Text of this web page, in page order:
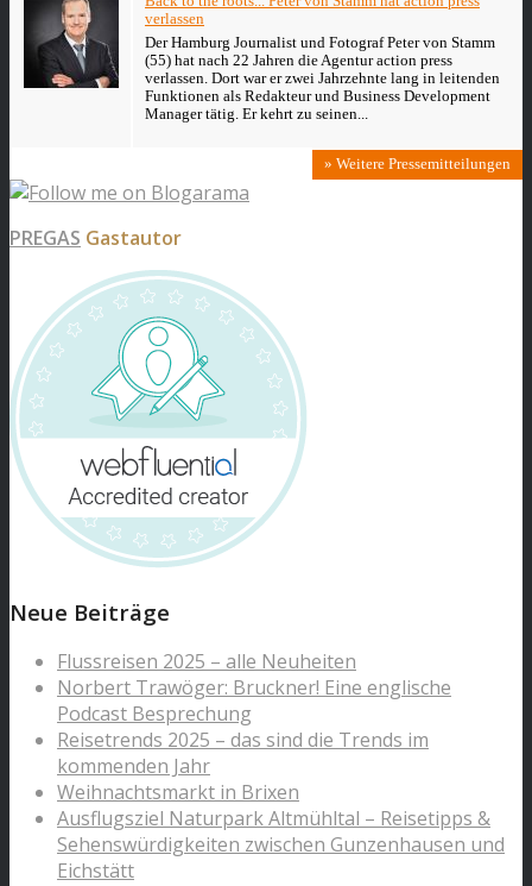
verlassen
Der Hamburg Journalist und Fotograf Peter von Stamm
(55) hat nach 22 Jahren die Agentur action press
verlassen. Dort war er zwei Jahrzehnte lang in leitenden
Funktionen als Redakteur und Business Development
Manager tätig. Er kehrt zu seinen...
» Weitere Pressemitteilungen
PREGAS Gastautor
Neue Beiträge
Flussreisen 2025 – alle Neuheiten
Norbert Trawöger: Bruckner! Eine englische
Podcast Besprechung
Reisetrends 2025 – das sind die Trends im
kommenden Jahr
Weihnachtsmarkt in Brixen
Ausflugsziel Naturpark Altmühltal – Reisetipps &
Sehenswürdigkeiten zwischen Gunzenhausen und
Eichstätt